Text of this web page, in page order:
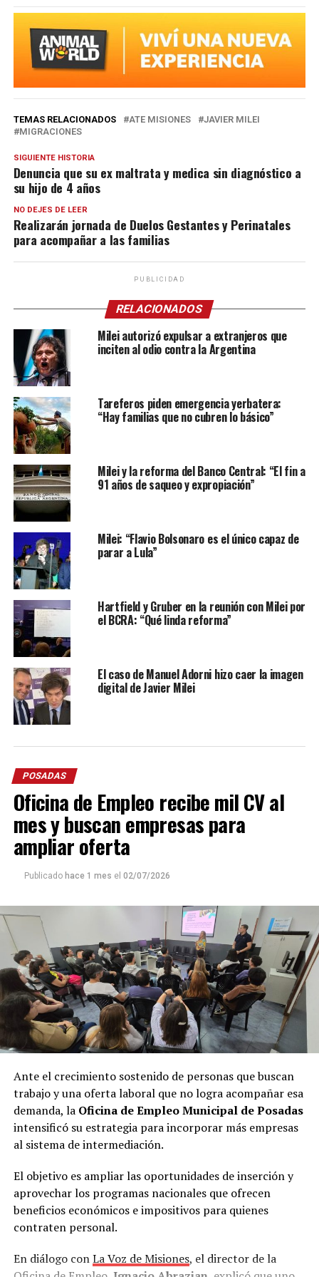
TEMAS RELACIONADOS ATE MISIONES
JAVIER MILEI
MIGRACIONES
SIGUIENTE HISTORIA
Denuncia que su ex maltrata y medica sin diagnóstico a
su hijo de 4 años
NO DEJES DE LEER
Realizarán jornada de Duelos Gestantes y Perinatales
para acompañar a las familias
PUBLICIDAD
RELACIONADOS
Milei autorizó expulsar a extranjeros que
inciten al odio contra la Argentina
Tareferos piden emergencia yerbatera:
“Hay familias que no cubren lo básico”
Milei y la reforma del Banco Central: “El fin a
91 años de saqueo y expropiación”
Milei: “Flavio Bolsonaro es el único capaz de
parar a Lula”
Hartfield y Gruber en la reunión con Milei por
el BCRA: “Qué linda reforma”
El caso de Manuel Adorni hizo caer la imagen
digital de Javier Milei
POSADAS
Oficina de Empleo recibe mil CV al
mes y buscan empresas para
ampliar oferta
Publicado hace 1 mes el 02/07/2026
Ante el crecimiento sostenido de personas que buscan
trabajo y una oferta laboral que no logra acompañar esa
demanda, la Oficina de Empleo Municipal de Posadas
intensificó su estrategia para incorporar más empresas
al sistema de intermediación.
El objetivo es ampliar las oportunidades de inserción y
aprovechar los programas nacionales que ofrecen
beneficios económicos e impositivos para quienes
contraten personal.
En diálogo conLa Voz de Misiones, el director de la